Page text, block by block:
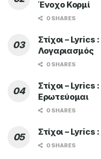
Ένοχο Κορμί
0 SHARES
Στίχοι – Lyrics
Λογαριασμός
0 SHARES
Στίχοι –
Ερωτεύομαι
0 SHARES
Στίχοι –
0 SHARES